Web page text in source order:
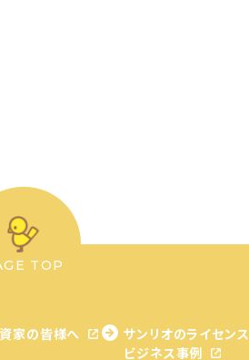
TOP
家の皆様へ
サンリオのライセンス
ビジネス事例